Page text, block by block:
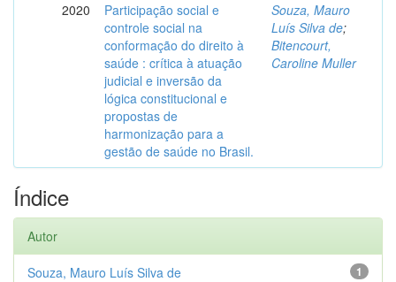
2020
Participação social e
controle social na
conformação do direito à
saúde : crítica à atuação
judicial e inversão da
lógica constitucional e
propostas de
harmonização para a
gestão de saúde no Brasil.
Souza, Mauro
Luís Silva de;
Bitencourt,
Caroline Muller
Índice
Autor
1
Souza, Mauro Luís Silva de